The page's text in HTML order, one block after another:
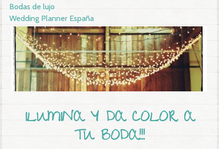
Bodas de lujo
Wedding Planner España
ILUMINA Y DA COLOR A
TU BODA!!!